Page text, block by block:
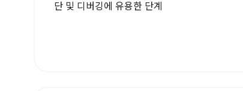
단 및 디버깅에 유용한 단계